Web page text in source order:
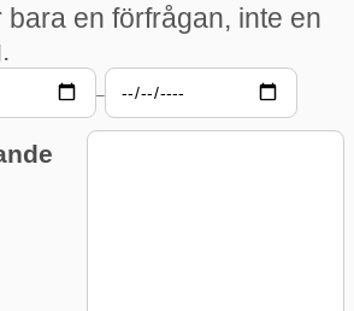
bara en förfrågan, inte en
–